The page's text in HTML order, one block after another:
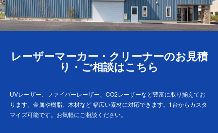
レーザーマーカー・クリーナーのお見積
り・ご相談はこちら
UVレーザー、ファイバーレーザー、CO2レーザーなど豊富に取り揃えてお
ります。金属や樹脂、木材など幅広い素材に対応できます。1台からカスタ
マイズ可能です。お気軽にご相談ください。